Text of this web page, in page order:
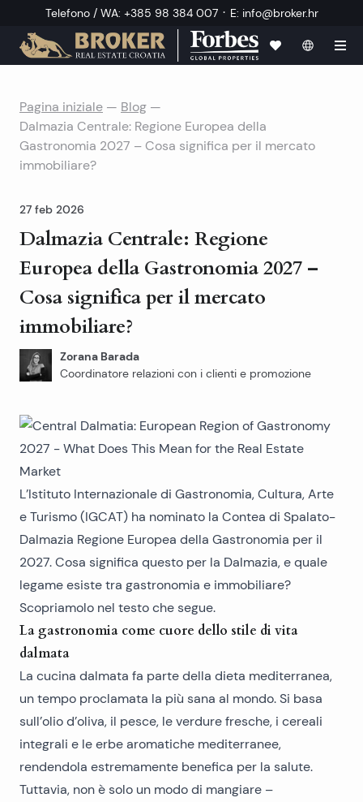
Telefono / WA: +385 98 384 007 · E: info@broker.hr
Pagina iniziale — Blog —
Dalmazia Centrale: Regione Europea della
Gastronomia 2027 – Cosa significa per il mercato
immobiliare?
27 feb 2026
Dalmazia Centrale: Regione
Europea della Gastronomia 2027 –
Cosa significa per il mercato
immobiliare?
Zorana Barada
Coordinatore relazioni con i clienti e promozione
L’Istituto Internazionale di Gastronomia, Cultura, Arte
e Turismo (IGCAT) ha nominato la Contea di Spalato-
Dalmazia Regione Europea della Gastronomia per il
2027. Cosa significa questo per la Dalmazia, e quale
legame esiste tra gastronomia e immobiliare?
Scopriamolo nel testo che segue.
La gastronomia come cuore dello stile di vita
dalmata
La cucina dalmata fa parte della dieta mediterranea,
un tempo proclamata la più sana al mondo. Si basa
sull’olio d’oliva, il pesce, le verdure fresche, i cereali
integrali e le erbe aromatiche mediterranee,
rendendola estremamente benefica per la salute.
Tuttavia, non è solo un modo di mangiare –